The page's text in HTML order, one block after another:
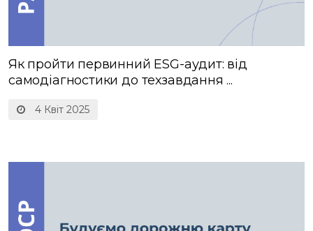
4 Квіт 2025
Як пройти первинний ESG-аудит: від
самодіагностики до техзавдання ...